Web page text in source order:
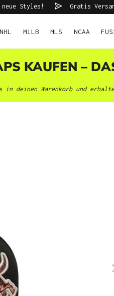
neue Styles! Gratis
NHL MiLB MLS NCAA
KAUFEN –
in deinen Warenkorb und